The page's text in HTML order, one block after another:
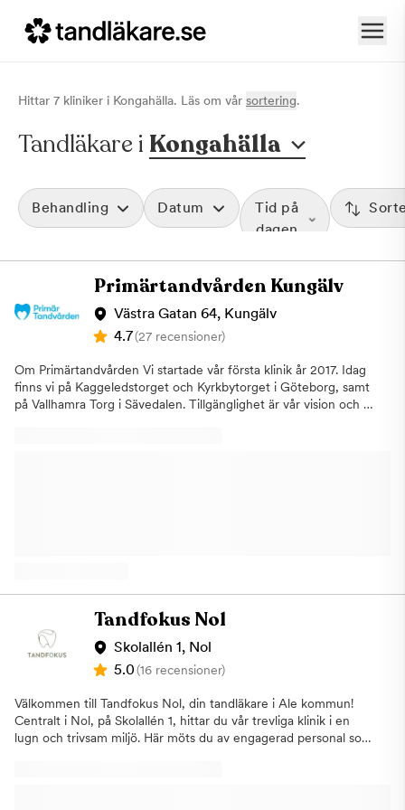
Hittar 7 kliniker i Kongahälla. Läs om vår sortering.
Tandläkare i Kongahälla
Behandling Datum
Tid på
dagen
Primärtandvården Kungälv
Västra Gatan 64, Kungälv
4.7(27 recensioner)
Om Primärtandvården Vi startade vår första klinik år 2017. Idag
finns vi på Kaggeledstorget och Kyrkbytorget i Göteborg, samt
på Vallhamra Torg i Sävedalen. Tillgänglighet är vår vision och vi
Tandfokus Nol
Skolallén 1, Nol
5.0(16 recensioner)
Välkommen till Tandfokus Nol, din tandläkare i Ale kommun!
Centralt i Nol, på Skolallén 1, hittar du vår trevliga klinik i en
lugn och trivsam miljö. Här möts du av engagerad personal som